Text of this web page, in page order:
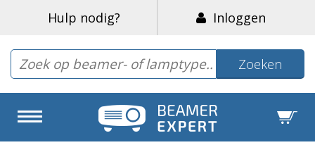
Hulp nodig? Inloggen
Zoeken